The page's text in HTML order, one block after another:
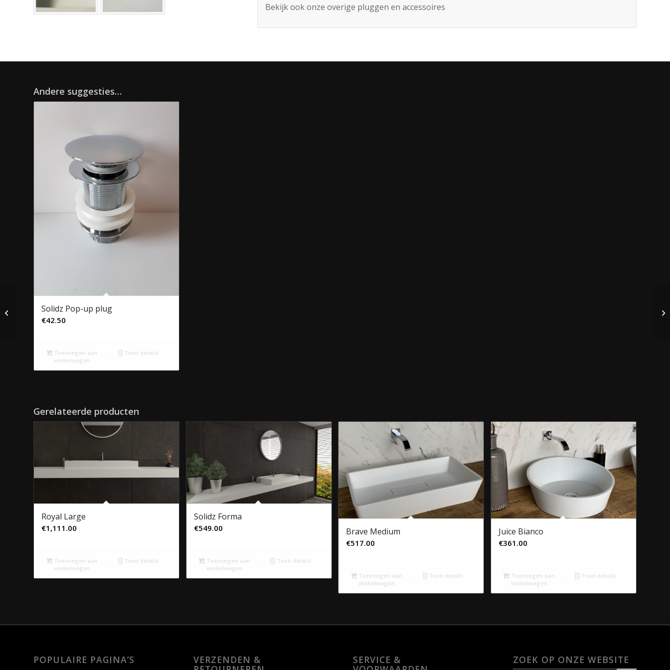
Bekijk ook onze overige pluggen en accessoires
Andere suggesties…
Solidz Pop-up plug
€42.50
Toevoegen aan
winkelwagen
Toon details
Gerelateerde producten
Royal Large
€1,111.00
Toevoegen aan
winkelwagen
Toon details
Solidz Forma
€549.00
Toevoegen aan
winkelwagen
Toon details
Brave Medium
€517.00
Toevoegen aan
winkelwagen
Toon details
Juice Bianco
€361.00
Toevoegen aan
winkelwagen
Toon details
POPULAIRE PAGINA’S VERZENDEN & SERVICE & ZOEK OP ONZE WEBSITE
Solidz Stilo